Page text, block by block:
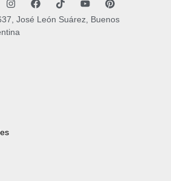
José León Suárez, Buenos